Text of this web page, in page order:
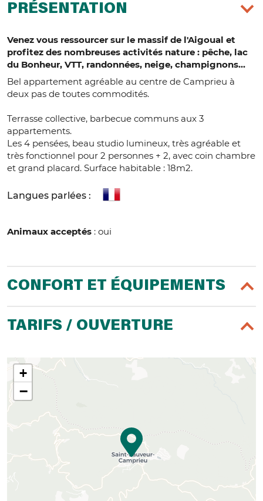
PRÉSENTATION
Venez vous ressourcer sur le massif de l'Aigoual et
profitez des nombreuses activités nature : pêche, lac
du Bonheur, VTT, randonnées, neige, champignons...
Bel appartement agréable au centre de Camprieu à
deux pas de toutes commodités.
Terrasse collective, barbecue communs aux 3
appartements.
Les 4 pensées, beau studio lumineux, très agréable et
très fonctionnel pour 2 personnes + 2, avec coin chambre
et grand placard. Surface habitable : 18m2.
Langues parlées :
Animaux acceptés : oui
CONFORT ET ÉQUIPEMENTS
TARIFS / OUVERTURE
+
−